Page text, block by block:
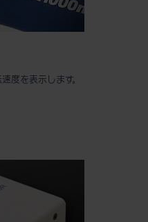
度を表示します。